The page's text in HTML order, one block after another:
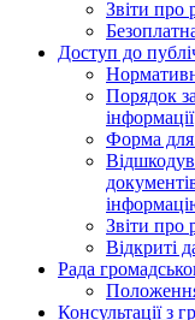
Звіти про
Доступ до
Порядок
інформації
Форма для
Звіти про
Відкриті
Рада
Консультації з